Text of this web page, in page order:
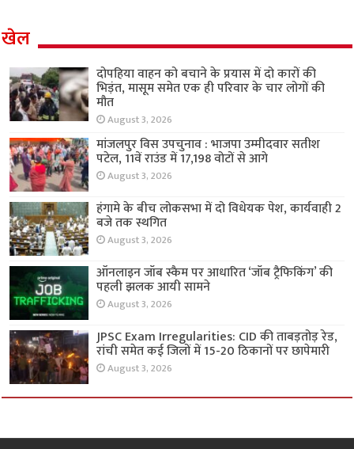
खेल
दोपहिया वाहन को बचाने के प्रयास में दो कारों की
भिड़ंत, मासूम समेत एक ही परिवार के चार लोगों की
मौत
August 3, 2026
मांजलपुर विस उपचुनाव : भाजपा उम्मीदवार सतीश
पटेल, 11वें राउंड में 17,198 वोटों से आगे
August 3, 2026
हंगामे के बीच लोकसभा में दो विधेयक पेश, कार्यवाही 2
बजे तक स्थगित
August 3, 2026
ऑनलाइन जॉब स्कैम पर आधारित ‘जॉब ट्रैफिकिंग’ की
पहली झलक आयी सामने
August 3, 2026
JPSC Exam Irregularities: CID की ताबड़तोड़ रेड,
रांची समेत कई जिलों में 15-20 ठिकानों पर छापेमारी
August 3, 2026